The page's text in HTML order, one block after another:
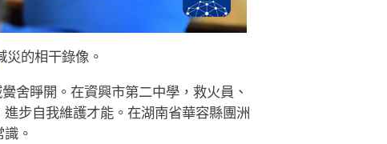
災的相干錄像。
舍睜開。在資興市第二中學，救火員、
步自我維護才能。在湖南省華容縣團洲
。